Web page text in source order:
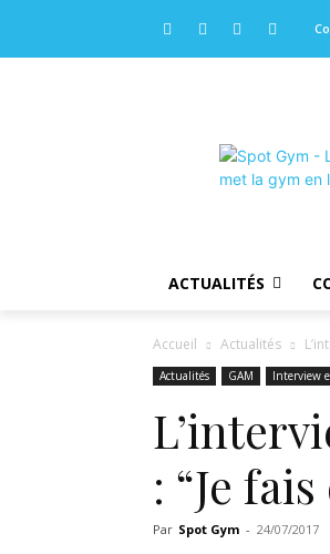
ACTUALITÉS
Accueil Actualités
Actualités GAM Interview
: “Je
Par Spot Gym - 24/07/2017